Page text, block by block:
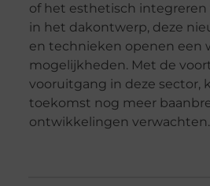
of het esthetisch integreren
in het dakontwerp, deze
en technieken openen een
mogelijkheden. Met de
vooruitgang in deze sector,
toekomst nog meer
ontwikkelingen verwachten.